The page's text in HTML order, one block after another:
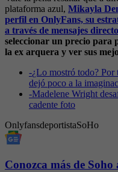
plataforma azul, Mikayla
perfil en OnlyFans, su
a través de mensajes
seleccionar un precio para
la ex arquera y ver sus
-¿Lo mostró todo? Por
dejó poco a la
-Madelene Wright
cadente foto
OnlyfansdeportistaSoHo
Conozca más de Soho